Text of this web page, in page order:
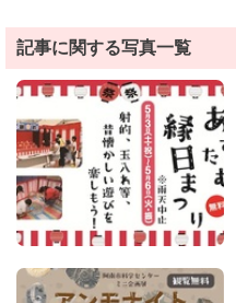
記事に関する写真一覧